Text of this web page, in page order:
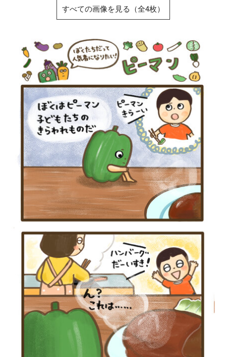
すべての画像を見る（全4枚）